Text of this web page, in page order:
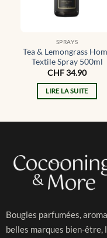
SPRAYS
Tea & Lemongrass
Textile Spray 500ml
CHF34.90
LIRE LA SUITE
Bougies parfumées,
belles marques bien-être,